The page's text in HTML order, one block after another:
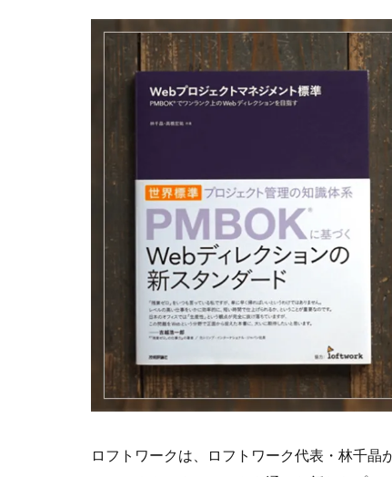
ロフトワークは、ロフトワーク代表・林千